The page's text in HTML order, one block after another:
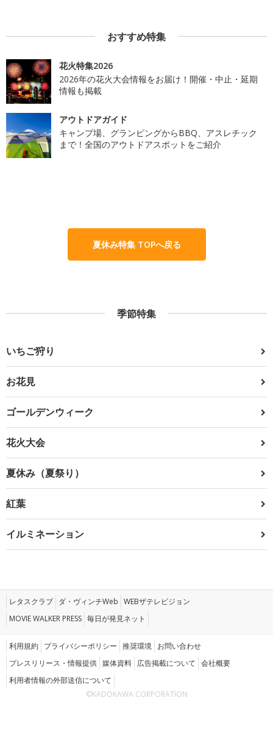
おすすめ特集
花火特集2026
2026年の花火大会情報をお届け！開催・中止・延期
情報も掲載
アウトドアガイド
キャンプ場、グランピングからBBQ、アスレチック
まで！全国のアウトドアスポットをご紹介
夏休み特集 TOPへ戻る
季節特集
いちご狩り
お花見
ゴールデンウィーク
花火大会
夏休み（夏祭り）
紅葉
イルミネーション
レタスクラブ ダ・ヴィンチWeb WEBザテレビジョン
MOVIE WALKER PRESS 毎日が発見ネット
利用規約 プライバシーポリシー 推奨環境 お問い合わせ
プレスリリース・情報提供 媒体資料 広告掲載について 会社概要
利用者情報の外部送信について
©KADOKAWA CORPORATION